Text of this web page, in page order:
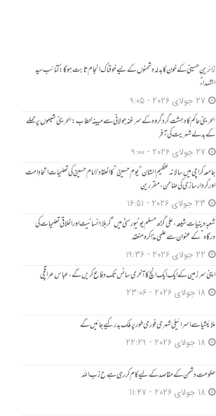
زائرینِ حسینی کے خون کا بدلہ دشمنوں کے لیے خوفناک انجام ثابت ہوگا: کتائب سید
الشہداءؑ
27 جولای 2026 - 9:05
بحرینی حاکم کا دہشت گرد گروہ کے سرغنہ جولانی سے مبینہ خطاب: بحرینی شیعوں پر حملے
کے بدلے شہریت کی آفر
27 جولای 2026 - 9:00
جامعہ کراچی میں سالانہ عظیم الشان “یومِ حسینؑ” کا انعقاد/امام حسینؑ کی تعلیمات اتحادِ امت
اور کردار سازی کی ضامن، مقررین
23 جولای 2026 - 16:51
شعبۂ دینیاتِ شیعہ، علی گڑھ مسلم یونیورسٹی میں “کربلا؛ انسانیت اور اخلاقی تعلیمات کی
درگاہ” کے عنوان سے علمی مذاکرہ منعقد
22 جولای 2026 - 19:36
اپنی سرزمین کے ایک ایک انچ کا آخری سانس تک دفاع کریں گے، عباس عراقچی
18 جولای 2026 - 23:06
ملائیشیا سے اسرائیلی شہری فوری طور پر ملک بدر کیے جائیں گے
18 جولای 2026 - 22:29
حکومت دشمن کے مقاصد کے لیے کام کر رہی ہے ح زب ا للہ
18 جولای 2026 - 11:47